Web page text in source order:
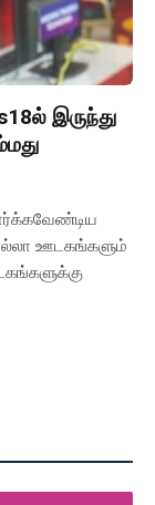
இருந்து
ஊடகங்களும்